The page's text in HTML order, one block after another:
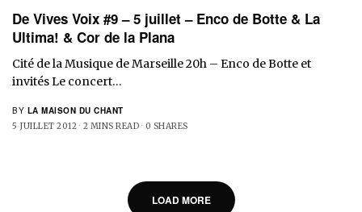
De Vives Voix #9 – 5 juillet – Enco de Botte & La
Ultima! & Cor de la Plana
Cité de la Musique de Marseille 20h – Enco de Botte et
invités Le concert…
BY LA MAISON DU CHANT
5 JUILLET 2012 2 MINS READ 0 SHARES
LOAD MORE